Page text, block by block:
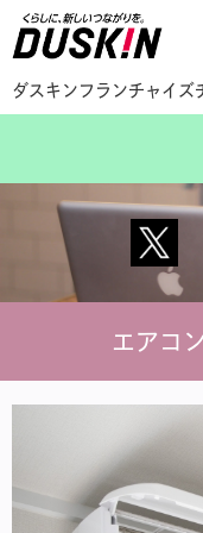
ダスキンフランチャイ
エアコ